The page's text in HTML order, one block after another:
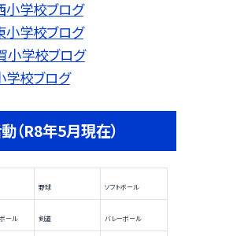
小学校ブログ
小学校ブログ
小学校ブログ
学校ブログ
（R8年5月現在）
野球 ソフトボール
ール 剣道 バレーボール